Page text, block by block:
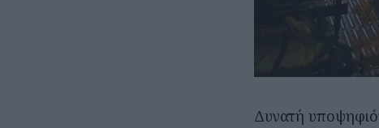
Δυνατή